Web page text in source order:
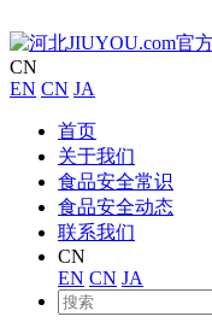
CN
EN CN JA
首页
关于我们
食品安全常识
食品安全动态
联系我们
CN
EN CN JA